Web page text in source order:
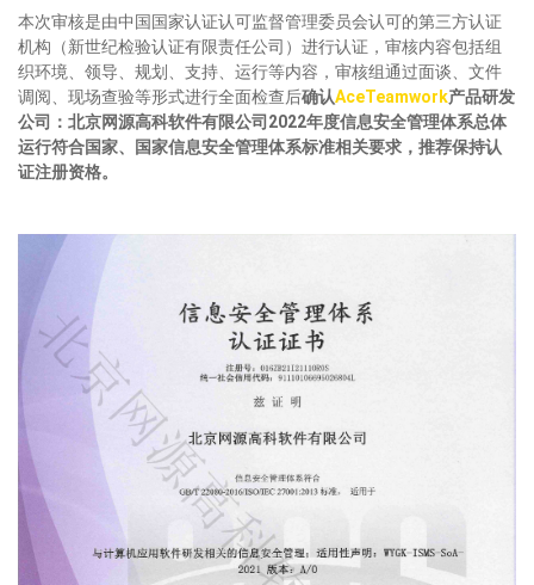
本次审核是由中国国家认证认可监督管理委员会认可的第三方认证
机构（新世纪检验认证有限责任公司）进行认证，审核内容包括组
织环境、领导、规划、支持、运行等内容，审核组通过面谈、文件
调阅、现场查验等形式进行全面检查后确认AceTeamwork产品研发
公司：北京网源高科软件有限公司2022年度信息安全管理体系总体
运行符合国家、国家信息安全管理体系标准相关要求，推荐保持认
证注册资格。